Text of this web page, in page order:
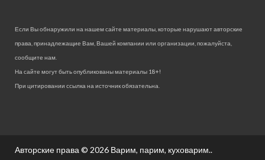
Если Вы обнаружили на нашем сайте материалы, которые нарушают авторские
права, принадлежащие Вам, Вашей компании или организации, пожалуйста,
сообщите нам.
На сайте могут быть опубликованы материалы 18+!
При цитировании ссылка на источник обязательна.
Авторские права © 2026 Варим, парим, куховарим..